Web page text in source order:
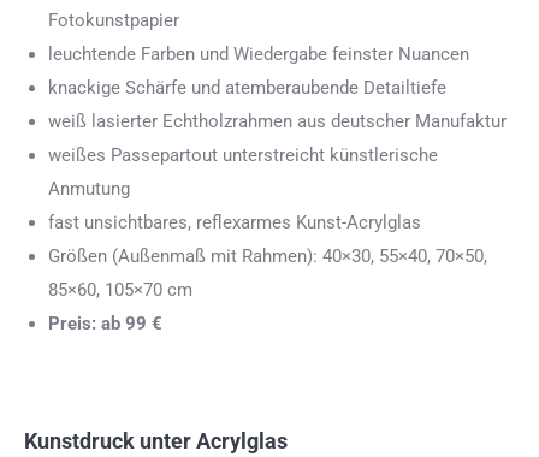
Fotokunstpapier
leuchtende Farben und Wiedergabe feinster Nuancen
knackige Schärfe und atemberaubende Detailtiefe
weiß lasierter Echtholzrahmen aus deutscher Manufaktur
weißes Passepartout unterstreicht künstlerische
Anmutung
fast unsichtbares, reflexarmes Kunst-Acrylglas
Größen (Außenmaß mit Rahmen): 40×30, 55×40, 70×50,
85×60, 105×70 cm
Preis: ab 99 €
Kunstdruck unter Acrylglas